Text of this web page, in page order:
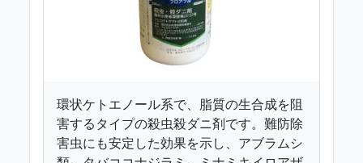
環状ケトエノール系で、脂質の生合成を阻
害するタイプの殺虫殺ダニ剤です。難防除
害虫にも安定した効果を示し、アブラムシ